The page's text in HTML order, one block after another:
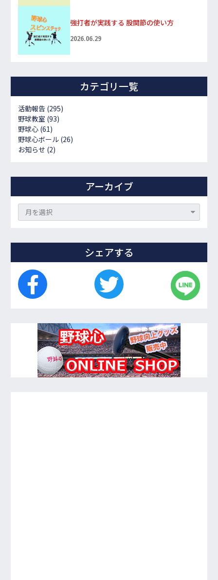
強打者が実践する 股関節の使い方
2026.06.29
カテゴリ一覧
活動報告 (295)
野球教室 (93)
野球心 (61)
野球心ボール (26)
お知らせ (2)
アーカイブ
シェアする